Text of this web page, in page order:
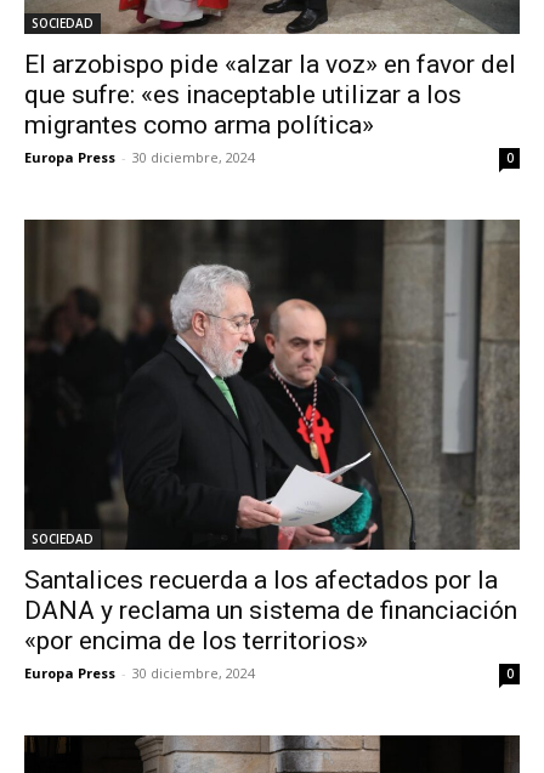
SOCIEDAD
El arzobispo pide «alzar la voz» en favor del
que sufre: «es inaceptable utilizar a los
migrantes como arma política»
Europa Press - 30 diciembre, 2024 0
SOCIEDAD
Santalices recuerda a los afectados por la
DANA y reclama un sistema de financiación
«por encima de los territorios»
Europa Press - 30 diciembre, 2024 0